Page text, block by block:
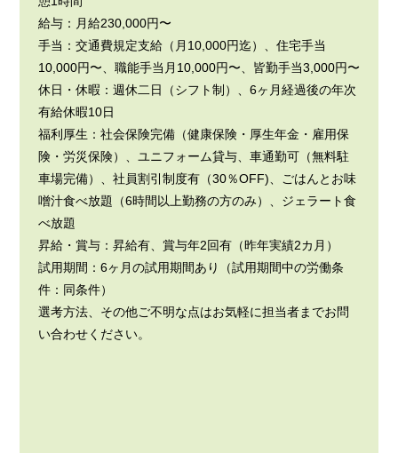
給与：月給230,000円〜
手当：交通費規定支給（月10,000円迄）、住宅手当
10,000円〜、職能手当月10,000円〜、皆勤手当3,000円〜
休日・休暇：週休二日（シフト制）、6ヶ月経過後の年次
有給休暇10日
福利厚生：社会保険完備（健康保険・厚生年金・雇用保
険・労災保険）、ユニフォーム貸与、車通勤可（無料駐
車場完備）、社員割引制度有（30％OFF)、ごはんとお味
噌汁食べ放題（6時間以上勤務の方のみ）、ジェラート食
べ放題
昇給・賞与：昇給有、賞与年2回有（昨年実績2カ月）
試用期間：6ヶ月の試用期間あり（試用期間中の労働条
件：同条件）
選考方法、その他ご不明な点はお気軽に担当者までお問
い合わせください。